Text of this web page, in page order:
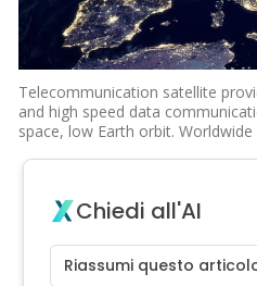
Telecommunication satellite
and high speed data
space, low Earth orbit.
Chiedi all'AI
Riassumi questo